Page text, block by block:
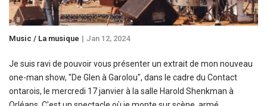
Music / La musique Jan 12, 2024
Je suis ravi de pouvoir vous présenter un extrait de mon nouveau
one-man show, "De Glen à Garolou", dans le cadre du Contact
ontarois, le mercredi 17 janvier à la salle Harold Shenkman à